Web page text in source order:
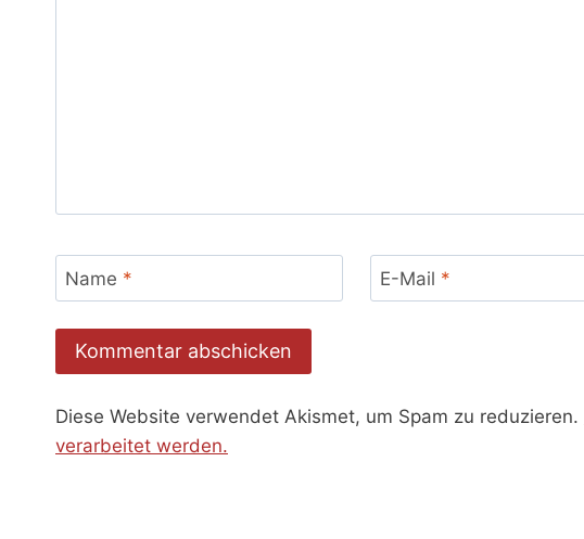
Name * E-Mail *
Diese Website verwendet Akismet, um Spam zu reduzieren.
verarbeitet werden.